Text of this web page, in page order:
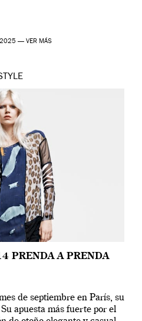
— VER MÁS
PRENDA A PRENDA
de septiembre en París, su
apuesta más fuerte por el